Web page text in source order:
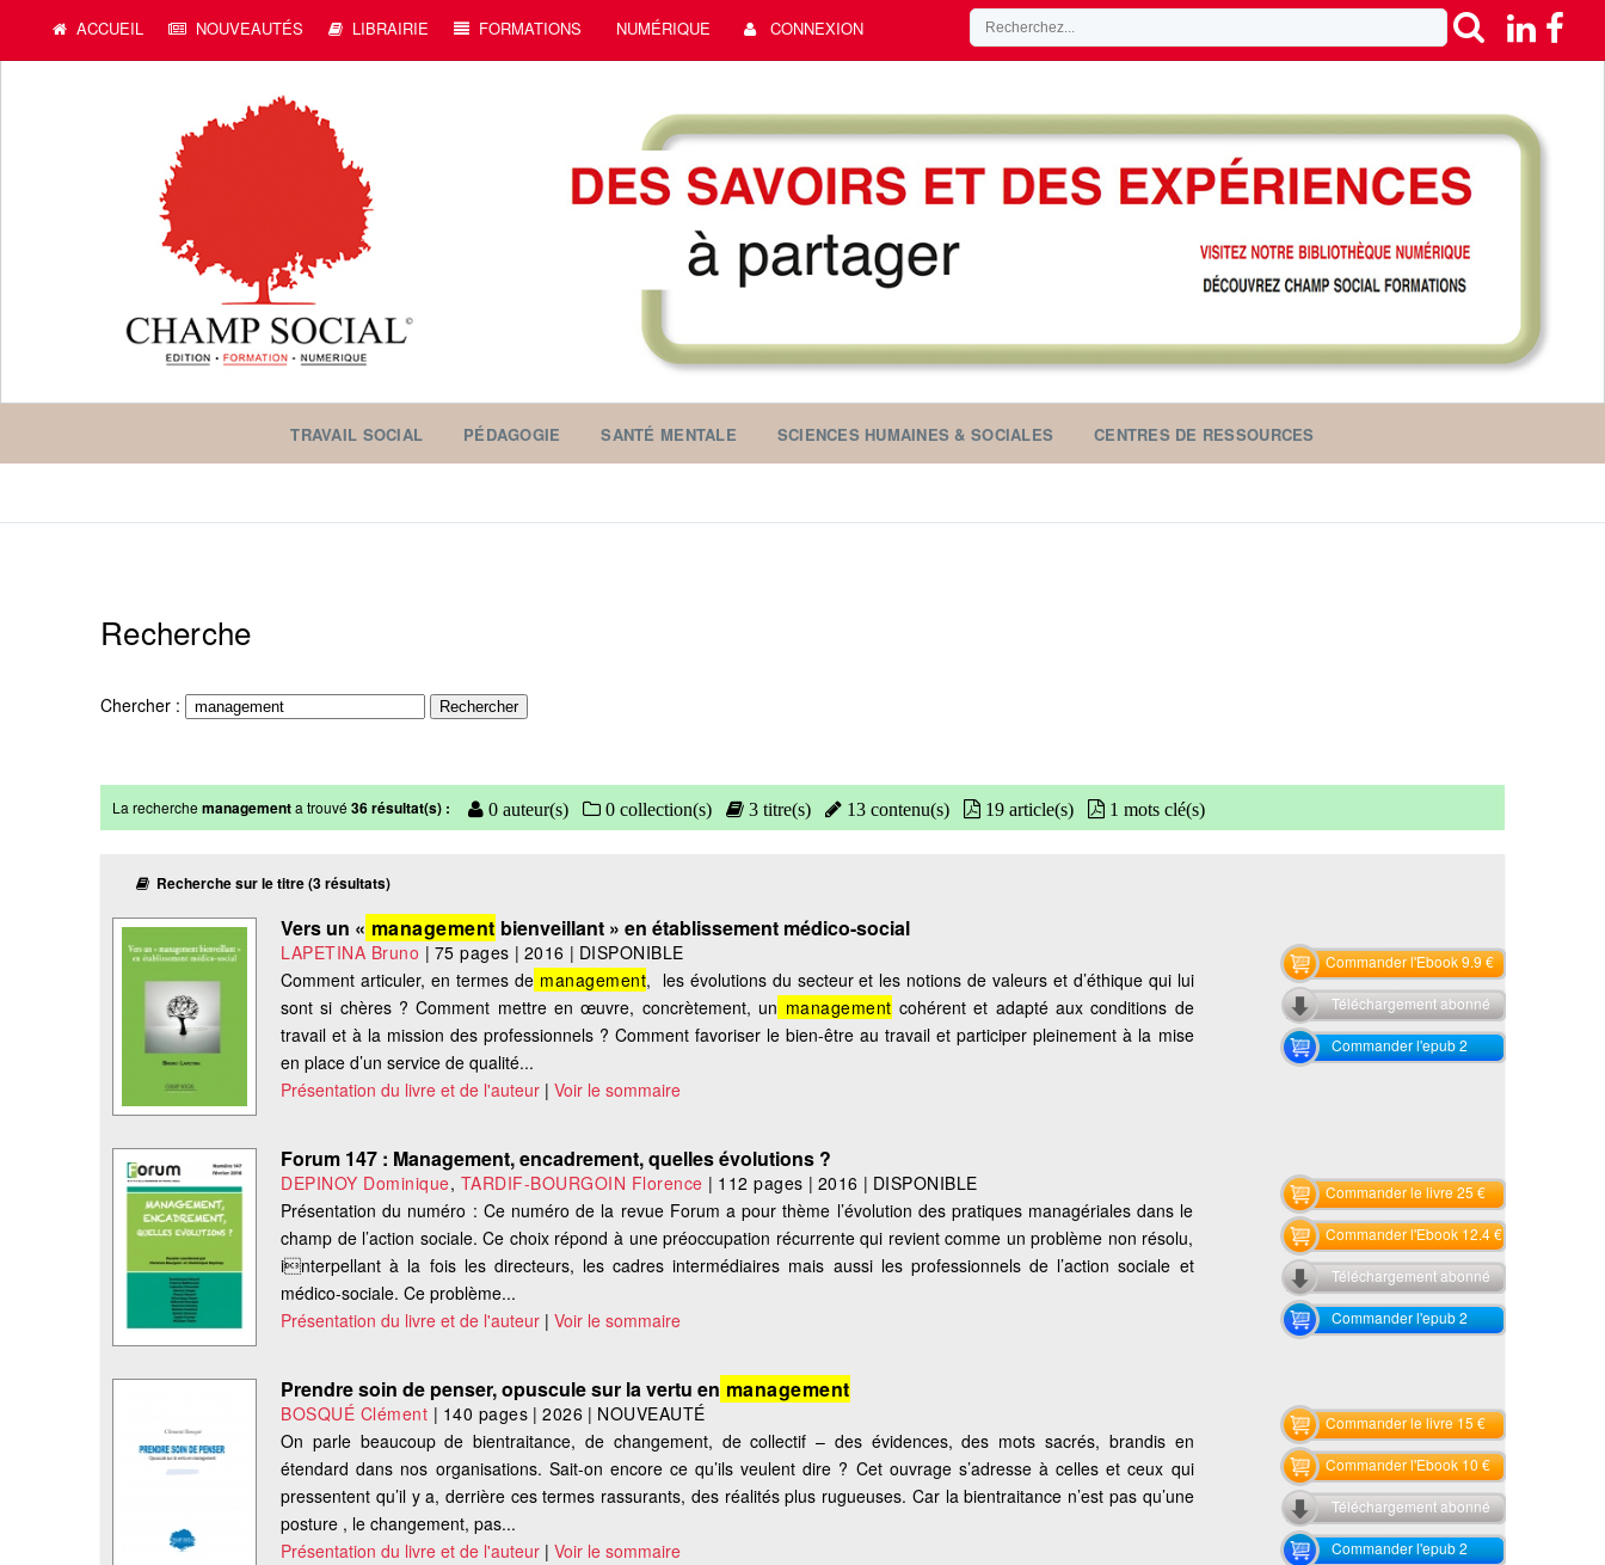
ACCUEIL NOUVEAUTÉS LIBRAIRIE FORMATIONS NUMÉRIQUE CONNEXION
TRAVAIL SOCIAL PÉDAGOGIE SANTÉ MENTALE SCIENCES HUMAINES & SOCIALES CENTRES DE RESSOURCES
Recherche
Chercher :
La recherchemanagementa trouvé36 résultat(s) : 0 auteur(s) 0 collection(s) 3 titre(s) 13 contenu(s) 19 article(s) 1 mots clé(s)
Recherche sur le titre (3 résultats)
Vers un « management bienveillant » en établissement médico-social
LAPETINA Bruno | 75 pages | 2016 | DISPONIBLE
Comment articuler, en termes demanagement, les évolutions du secteur et les notions de valeurs et d’éthique qui lui
sont si chères ? Comment mettre en œuvre, concrètement, un management cohérent et adapté aux conditions de
travail et à la mission des professionnels ? Comment favoriser le bien-être au travail et participer pleinement à la mise
en place d’un service de qualité...
Présentation du livre et de l'auteur |Voir le sommaire
Commander l'Ebook 9.9 €
Téléchargement abonné
Commander l'epub 2
Forum 147 : Management, encadrement, quelles évolutions ?
DEPINOY Dominique, TARDIF-BOURGOIN Florence | 112 pages | 2016 | DISPONIBLE
Présentation du numéro : Ce numéro de la revue Forum a pour thème l’évolution des pratiques managériales dans le
champ de l’action sociale. Ce choix répond à une préoccupation récurrente qui revient comme un problème non résolu,
interpellant à la fois les directeurs, les cadres intermédiaires mais aussi les professionnels de l’action sociale et
médico-sociale. Ce problème...
Présentation du livre et de l'auteur |Voir le sommaire
Commander le livre 25 €
Commander l'Ebook 12.4 €
Téléchargement abonné
Commander l'epub 2
Prendre soin de penser, opuscule sur la vertu en management
BOSQUÉ Clément | 140 pages |2026 | NOUVEAUTÉ
On parle beaucoup de bientraitance, de changement, de collectif – des évidences, des mots sacrés, brandis en
étendard dans nos organisations. Sait-on encore ce qu’ils veulent dire ? Cet ouvrage s’adresse à celles et ceux qui
pressentent qu’il y a, derrière ces termes rassurants, des réalités plus rugueuses. Car la bientraitance n’est pas qu’une
posture , le changement, pas...
Présentation du livre et de l'auteur |Voir le sommaire
Commander le livre 15 €
Commander l'Ebook 10 €
Téléchargement abonné
Commander l'epub 2